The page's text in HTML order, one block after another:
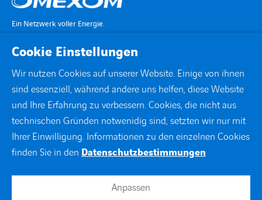
Ein Netzwerk voller Energie.
STANDORTE
DOWNLOADS
Cookie Einstellungen
Wir nutzen Cookies auf unserer Website. Einige von ihnen
sind essenziell, während andere uns helfen, diese Website
und Ihre Erfahrung zu verbessern. Cookies, die nicht aus
technischen Gründen notwenidig sind, setzten wir nur mit
Ihrer Einwilligung. Informationen zu den einzelnen Cookies
finden Sie in den Datenschutzbestimmungen
Anpassen